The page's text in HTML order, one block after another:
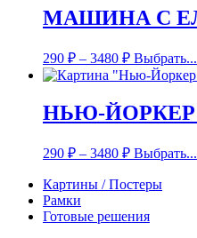
МАШИНА С
290 ₽ – 3480 ₽ Выбрать...
НЬЮ-ЙОРКЕР
290 ₽ – 3480 ₽ Выбрать...
Картины / Постеры
Рамки
Готовые решения